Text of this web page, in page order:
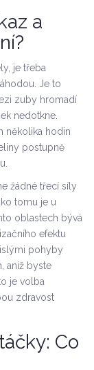
a
je třeba
Je to
zuby hromadí
nedotkne.
několika hodin
postupně
žádné třecí síly
tomu je u
oblastech bývá
efektu
pohyby
aniž byste
je volba
zdravost
Co